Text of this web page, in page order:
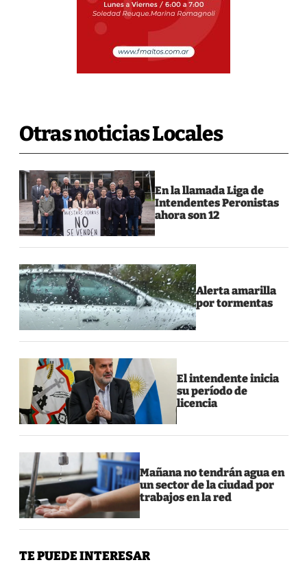
Otras noticias Locales
En la llamada Liga de
Intendentes Peronistas
ahora son 12
Alerta amarilla
por tormentas
El intendente inicia
su período de
licencia
Mañana no tendrán agua en
un sector de la ciudad por
trabajos en la red
TE PUEDE INTERESAR